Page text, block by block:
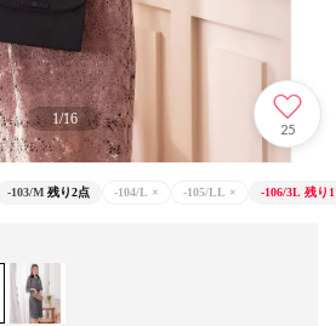
1/16
25
-103/M 残り2点 -104/L × -105/LL × -106/3L 残り